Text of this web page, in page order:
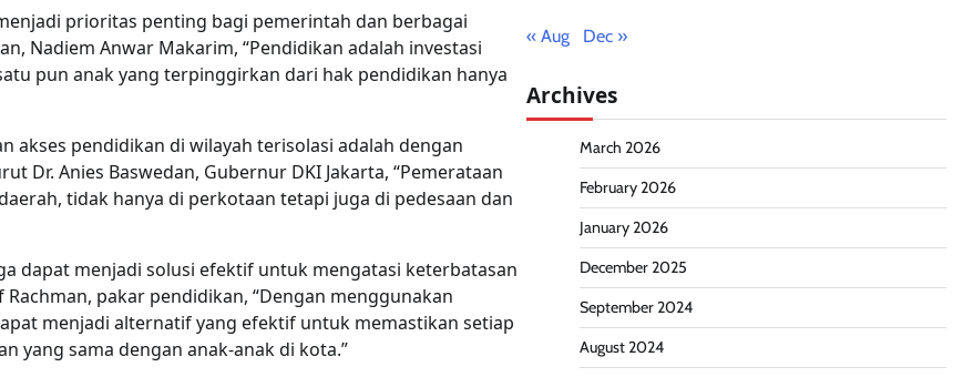
prioritas penting bagi pemerintah dan berbagai
Nadiem Anwar Makarim, “Pendidikan adalah investasi
pun anak yang terpinggirkan dari hak pendidikan hanya
akses pendidikan di wilayah terisolasi adalah dengan
Dr. Anies Baswedan, Gubernur DKI Jakarta, “Pemerataan
tidak hanya di perkotaan tetapi juga di pedesaan dan
dapat menjadi solusi efektif untuk mengatasi keterbatasan
pakar pendidikan, “Dengan menggunakan
menjadi alternatif yang efektif untuk memastikan setiap
yang sama dengan anak-anak di kota.”
« Aug Dec »
Archives
March 2026
February 2026
January 2026
December 2025
September 2024
August 2024